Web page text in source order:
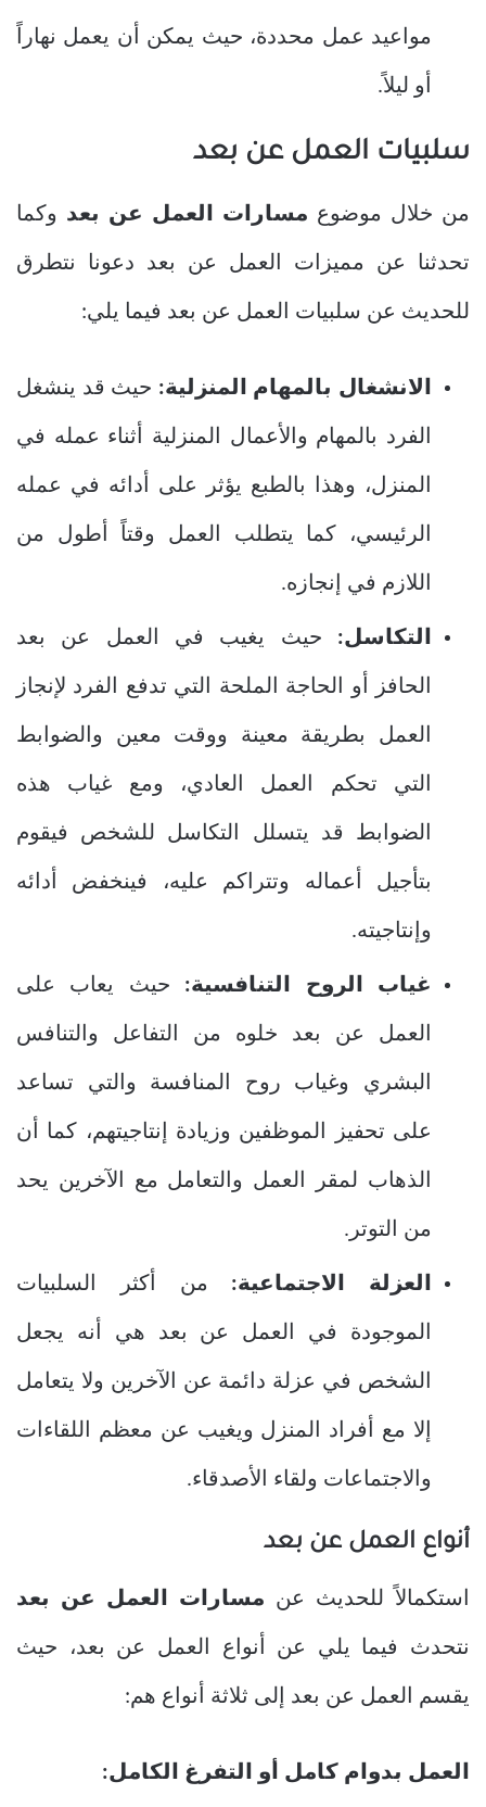
مواعيد عمل محددة، حيث يمكن أن يعمل نهاراً
أو ليلاً.
سلبيات العمل عن بعد
من خلال موضوع مسارات العمل عن بعد وكما
تحدثنا عن مميزات العمل عن بعد دعونا نتطرق
للحديث عن سلبيات العمل عن بعد فيما يلي:
الانشغال بالمهام المنزلية: حيث قد ينشغل
الفرد بالمهام والأعمال المنزلية أثناء عمله في
المنزل، وهذا بالطبع يؤثر على أدائه في عمله
الرئيسي، كما يتطلب العمل وقتاً أطول من
اللازم في إنجازه.
التكاسل: حيث يغيب في العمل عن بعد
الحافز أو الحاجة الملحة التي تدفع الفرد لإنجاز
العمل بطريقة معينة ووقت معين والضوابط
التي تحكم العمل العادي، ومع غياب هذه
الضوابط قد يتسلل التكاسل للشخص فيقوم
بتأجيل أعماله وتتراكم عليه، فينخفض أدائه
وإنتاجيته.
غياب الروح التنافسية: حيث يعاب على
العمل عن بعد خلوه من التفاعل والتنافس
البشري وغياب روح المنافسة والتي تساعد
على تحفيز الموظفين وزيادة إنتاجيتهم، كما أن
الذهاب لمقر العمل والتعامل مع الآخرين يحد
من التوتر.
العزلة الاجتماعية: من أكثر السلبيات
الموجودة في العمل عن بعد هي أنه يجعل
الشخص في عزلة دائمة عن الآخرين ولا يتعامل
إلا مع أفراد المنزل ويغيب عن معظم اللقاءات
والاجتماعات ولقاء الأصدقاء.
أنواع العمل عن بعد
استكمالاً للحديث عن مسارات العمل عن بعد
نتحدث فيما يلي عن أنواع العمل عن بعد، حيث
يقسم العمل عن بعد إلى ثلاثة أنواع هم:
العمل بدوام كامل أو التفرغ الكامل: